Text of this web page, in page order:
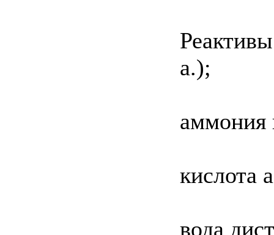
а.);
аммония
кислота
вода